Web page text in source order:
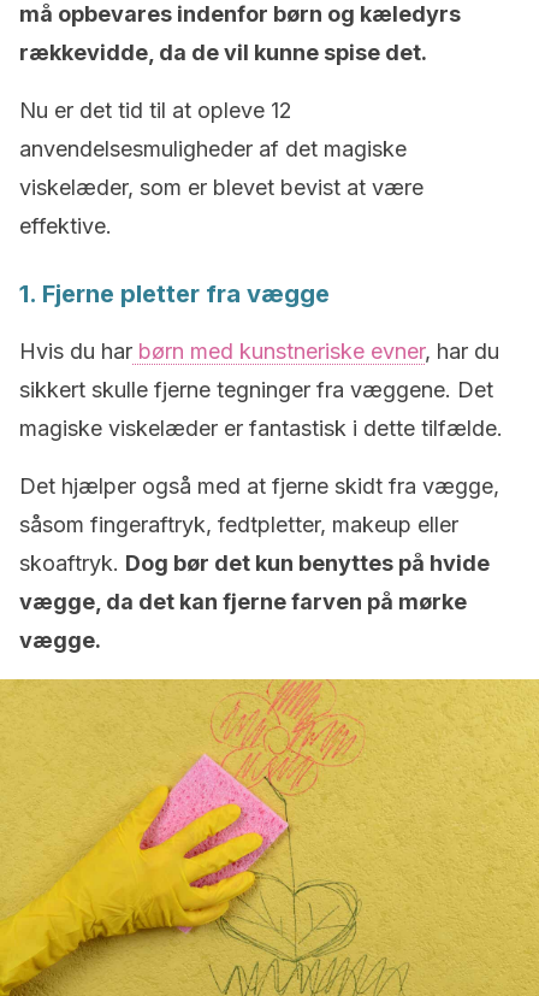
må opbevares indenfor børn og kæledyrs
rækkevidde, da de vil kunne spise det.
Nu er det tid til at opleve 12
anvendelsesmuligheder af det magiske
viskelæder, som er blevet bevist at være
effektive.
1. Fjerne pletter fra vægge
Hvis du har børn med kunstneriske evner, har du
sikkert skulle fjerne tegninger fra væggene. Det
magiske viskelæder er fantastisk i dette tilfælde.
Det hjælper også med at fjerne skidt fra vægge,
såsom fingeraftryk, fedtpletter, makeup eller
skoaftryk. Dog bør det kun benyttes på hvide
vægge, da det kan fjerne farven på mørke
vægge.